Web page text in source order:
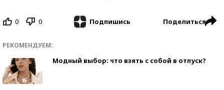
0 0 Подпишись Поделиться
РЕКОМЕНДУЕМ:
Модный выбор: что взять с собой в отпуск?